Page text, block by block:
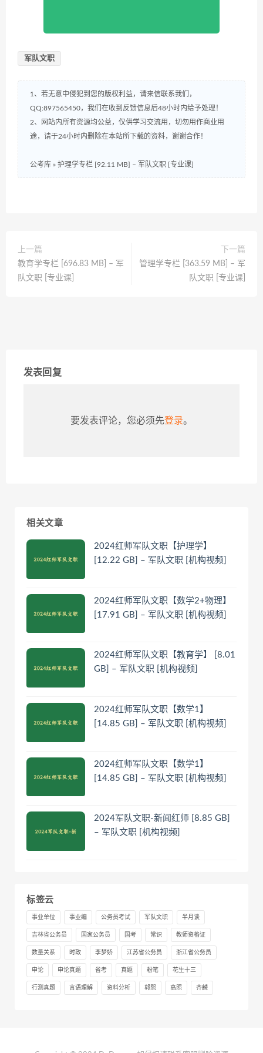
军队文职
1、若无意中侵犯到您的版权利益，请来信联系我们，
QQ:897565450，我们在收到反馈信息后48小时内给予处理！
2、网站内所有资源均公益，仅供学习交流用，切勿用作商业用
途，请于24小时内删除在本站所下载的资料，谢谢合作！
公考库 » 护理学专栏 [92.11 MB] – 军队文职 [专业课]
上一篇
教育学专栏 [696.83 MB] – 军
队文职 [专业课]
下一篇
管理学专栏 [363.59 MB] – 军
队文职 [专业课]
发表回复
要发表评论，您必须先登录。
相关文章
2024红师军队文职【护理学】
[12.22 GB] – 军队文职 [机构视频]
2024红师军队文职【数学2+物理】
[17.91 GB] – 军队文职 [机构视频]
2024红师军队文职【教育学】 [8.01
GB] – 军队文职 [机构视频]
2024红师军队文职【数学1】
[14.85 GB] – 军队文职 [机构视频]
2024红师军队文职【数学1】
[14.85 GB] – 军队文职 [机构视频]
2024军队文职-新闻红师 [8.85 GB]
– 军队文职 [机构视频]
标签云
事业单位 事业编 公务员考试 军队文职 半月谈
吉林省公务员 国家公务员 国考 常识 教师资格证
数量关系 时政 李梦娇 江苏省公务员 浙江省公务员
申论 申论真题 省考 真题 粉笔 花生十三
行测真题 言语理解 资料分析 郭熙 高照 齐麟